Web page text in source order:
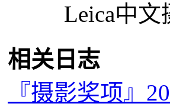
Leica中文
相关日志
『摄影奖项』